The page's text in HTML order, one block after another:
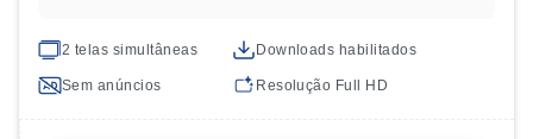
2 telas simultâneas Downloads habilitados
Sem anúncios Resolução Full HD